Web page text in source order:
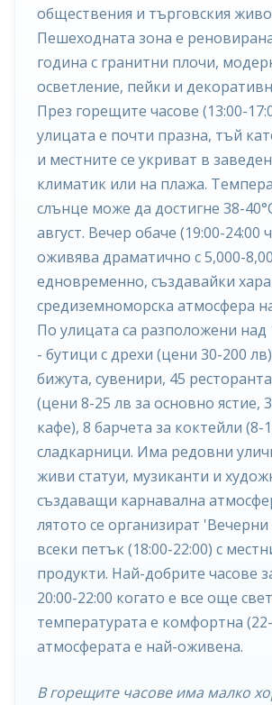
обществения и търговския
Пешеходната зона е
година с гранитни плочи,
осветление, пейки и
През горещите часове (13:00-
улицата е почти празна, тъй
и местните се укриват в
климатик или на плажа.
слънце може да достигне 38-
август. Вечер обаче (19:00-24:00
оживява драматично с 5,000-
едновременно, създавайки
средиземноморска атмосфера
По улицата са разположени над
- бутици с дрехи (цени 30-200
бижута, сувенири, 45
(цени 8-25 лв за основно ястие,
кафе), 8 барчета за коктейли (8-
сладкарници. Има редовни
живи статуи, музиканти и
създаващи карнавална
лятото се организират
всеки петък (18:00-22:00) с
продукти. Най-добрите часове
20:00-22:00 когато е все още
температурата е комфортна (22-
атмосферата е най-оживена.
В горещите часове има малко